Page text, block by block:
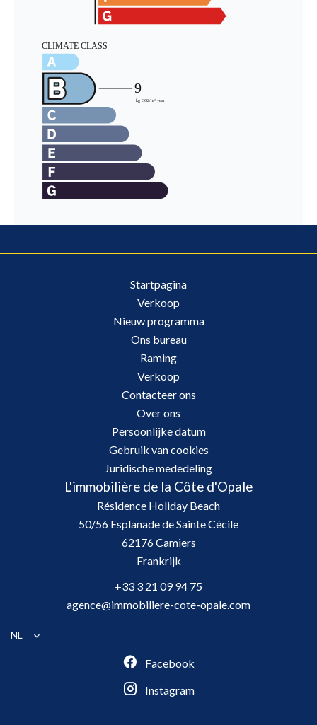
Startpagina
Verkoop
Nieuw programma
Ons bureau
Raming
Verkoop
Contacteer ons
Over ons
Persoonlijke datum
Gebruik van cookies
Juridische mededeling
L'immobilière de la Côte d'Opale
Résidence Holiday Beach
50/56 Esplanade de Sainte Cécile
62176Camiers
Frankrijk
+33 3 21 09 94 75
agence@immobiliere-cote-opale.com
NL
Facebook
Instagram